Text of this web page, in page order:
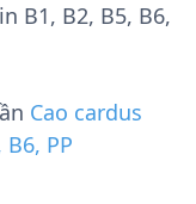
B1, B2, B5, B6,
Cao cardus
PP